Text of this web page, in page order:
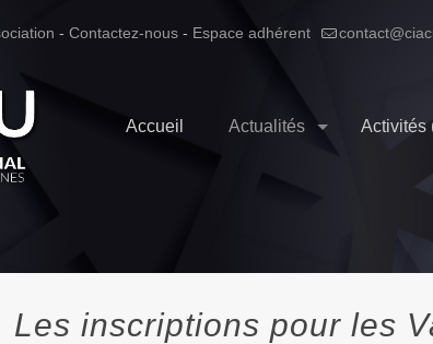
- Contactez-nous - Espace adhérent
Accueil Actualités Activités
Les inscriptions pour les